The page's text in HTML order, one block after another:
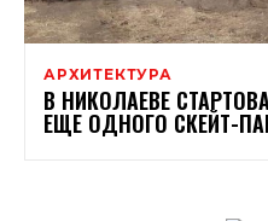
АРХИТЕКТУРА
В НИКОЛАЕВЕ
ЕЩЕ ОДНОГО СКЕЙТ-